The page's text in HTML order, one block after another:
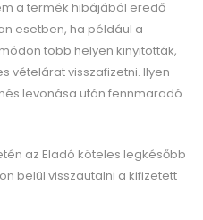
a termék hibájából eredő
esetben, ha például a
több helyen kinyitották,
vételárat visszafizetni. Ilyen
levonása után fennmaradó
az Eladó köteles legkésőbb
belül visszautalni a kifizetett